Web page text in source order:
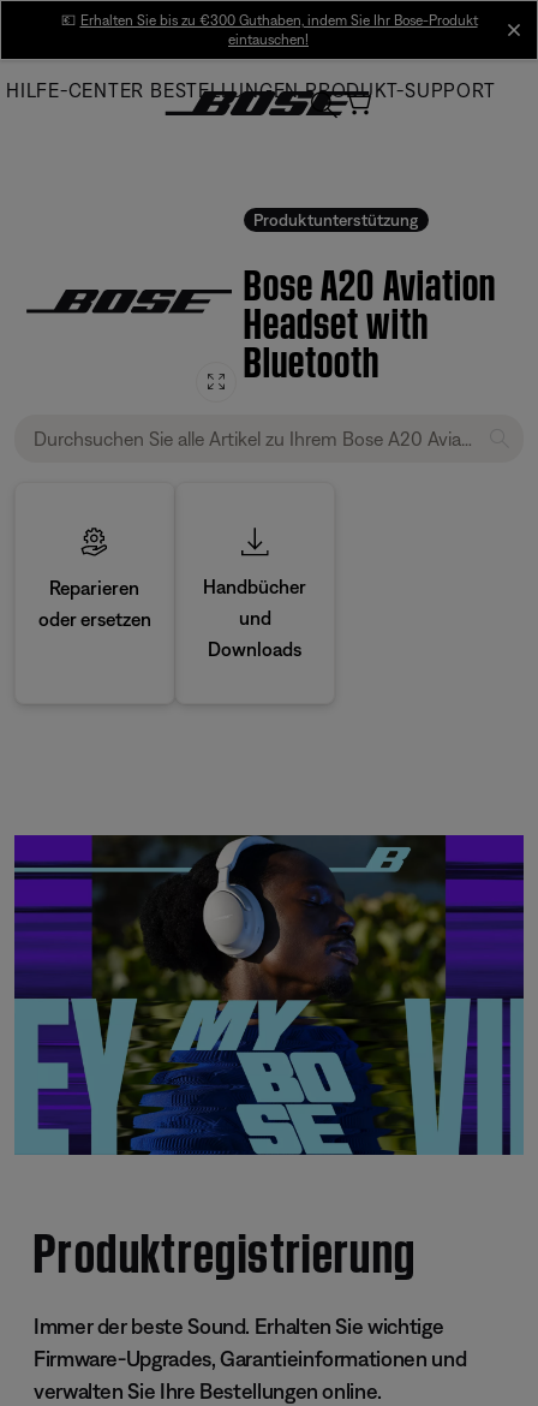
Main
💶 Erhalten Sie bis zu €300 Guthaben, indem Sie Ihr Bose-Produkt
eintauschen!
HILFE-CENTER BESTELLUNGEN PRODUKT-SUPPORT
Produktunterstützung
Bose A20 Aviation
Headset with
Bluetooth
Reparieren
oder ersetzen
Handbücher
und
Downloads
Produktregistrierung
Immer der beste Sound. Erhalten Sie wichtige
Firmware-Upgrades, Garantieinformationen und
verwalten Sie Ihre Bestellungen online.